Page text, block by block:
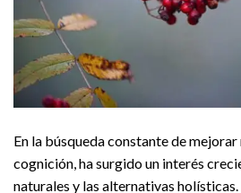
En la búsqueda constante de
cognición, ha surgido un interés
naturales y las alternativas